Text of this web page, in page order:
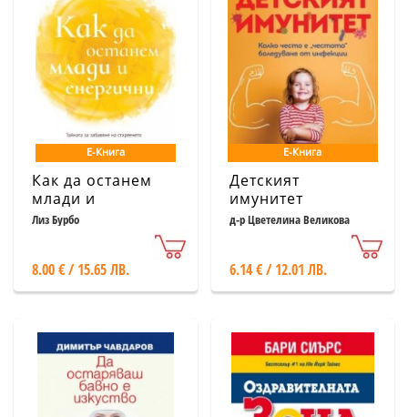
Е-Книга
Как да останем
млади и
енергични
Лиз Бурбо
8.00 € / 15.65 ЛВ.
Е-Книга
Детският
имунитет
д-р Цветелина Великова
6.14 € / 12.01 ЛВ.